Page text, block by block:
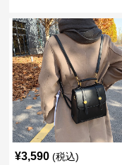
¥3,590 (税込)